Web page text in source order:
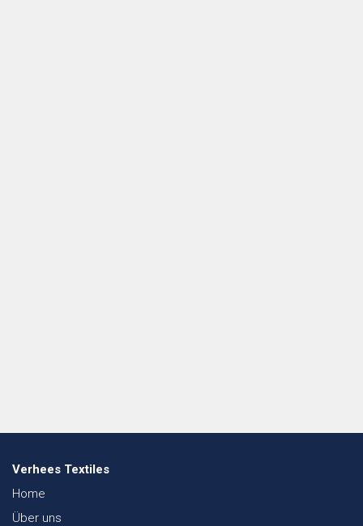
Verhees Textiles
Home
Über uns